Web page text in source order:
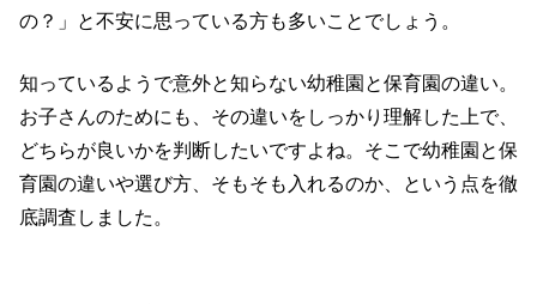
コミュニティ
キーワード一覧
の？」と不安に思っている方も多いことでしょう。
知っているようで意外と知らない幼稚園と保育園の違い。
お子さんのためにも、その違いをしっかり理解した上で、
どちらが良いかを判断したいですよね。そこで幼稚園と保
育園の違いや選び方、そもそも入れるのか、という点を徹
底調査しました。